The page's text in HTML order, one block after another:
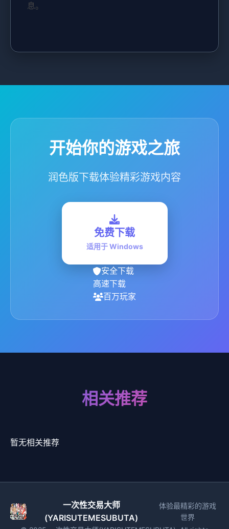
息。
开始你的游戏之旅
润色版下载体验精彩游戏内容
免费下载
适用于 Windows
安全下载
高速下载
百万玩家
相关推荐
暂无相关推荐
一次性交易大师
(YARISUTEMESUBUTA)
体验最精彩的游戏
世界